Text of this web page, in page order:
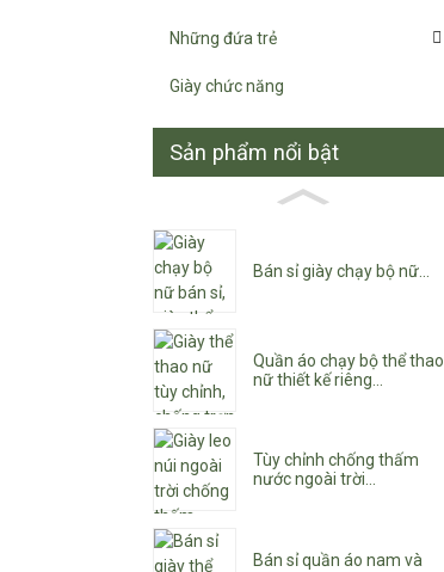
Những đứa trẻ
Giày chức năng
Sản phẩm nổi bật
Bán sỉ giày chạy bộ nữ...
Quần áo chạy bộ thể thao
nữ thiết kế riêng...
Tùy chỉnh chống thấm
nước ngoài trời...
Bán sỉ quần áo nam và